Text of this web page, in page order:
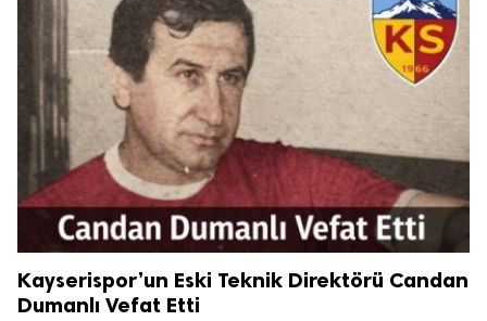
Kayserispor’un Eski Teknik Direktörü Candan
Dumanlı Vefat Etti